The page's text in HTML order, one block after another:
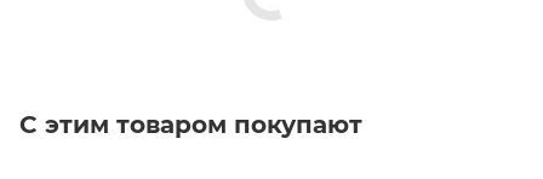
С этим товаром покупают